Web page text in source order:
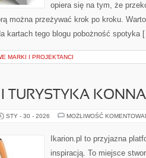
opiera się na tym, że
można przeżywać krok po kroku.
kartach tego blogu pobożność spotyka
MARKI I PROJEKTANCI
I TURYSTYKA KONNA
STY - 30 - 2026 MOŻLIWOŚĆ
Ikarion.pl to przyjazna
inspiracją. To miejsce